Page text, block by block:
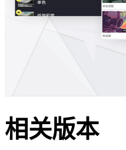
相关版本